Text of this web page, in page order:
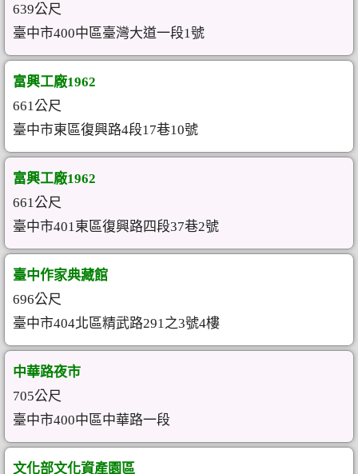
639公尺
臺中市400中區臺灣大道一段1號
富興工廠1962
661公尺
臺中市東區復興路4段17巷10號
富興工廠1962
661公尺
臺中市401東區復興路四段37巷2號
臺中作家典藏館
696公尺
臺中市404北區精武路291之3號4樓
中華路夜市
705公尺
臺中市400中區中華路一段
文化部文化資產園區